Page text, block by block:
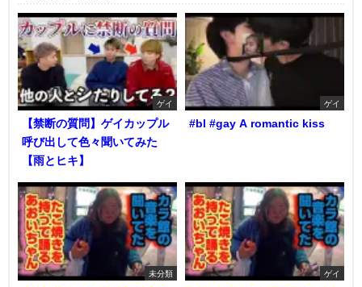
ゲイ
【禁断の質問】ゲイカップル
呼び出して色々聞いてみた
【雨とヒキ】
ゲイ
#bl #gay A romantic kiss
未分類 ゲイ